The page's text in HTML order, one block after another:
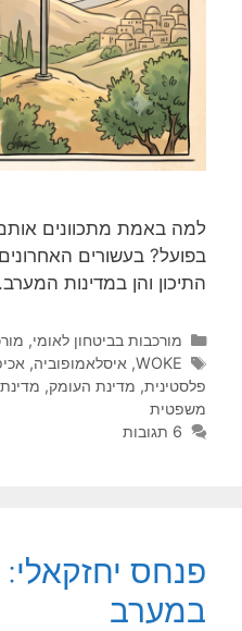
למה באמת מתכוונים אותם
בפועל? בעשורים
התיכון והן במדינות
קטגוריות
מורכבות בביטחון לאומי,
תגיות
WOKE
, איסלאמופוביה,
פלסטינית, מדינת העומק,
משפטית
6 תגובות
פנחס
במערב